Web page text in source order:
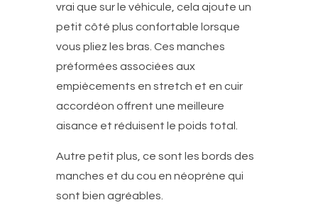
vrai que sur le véhicule, cela ajoute un
petit côté plus confortable lorsque
vous pliez les bras. Ces manches
préformées associées aux
empiècements en stretch et en cuir
accordéon offrent une meilleure
aisance et réduisent le poids total.
Autre petit plus, ce sont les bords des
manches et du cou en néoprène qui
sont bien agréables.